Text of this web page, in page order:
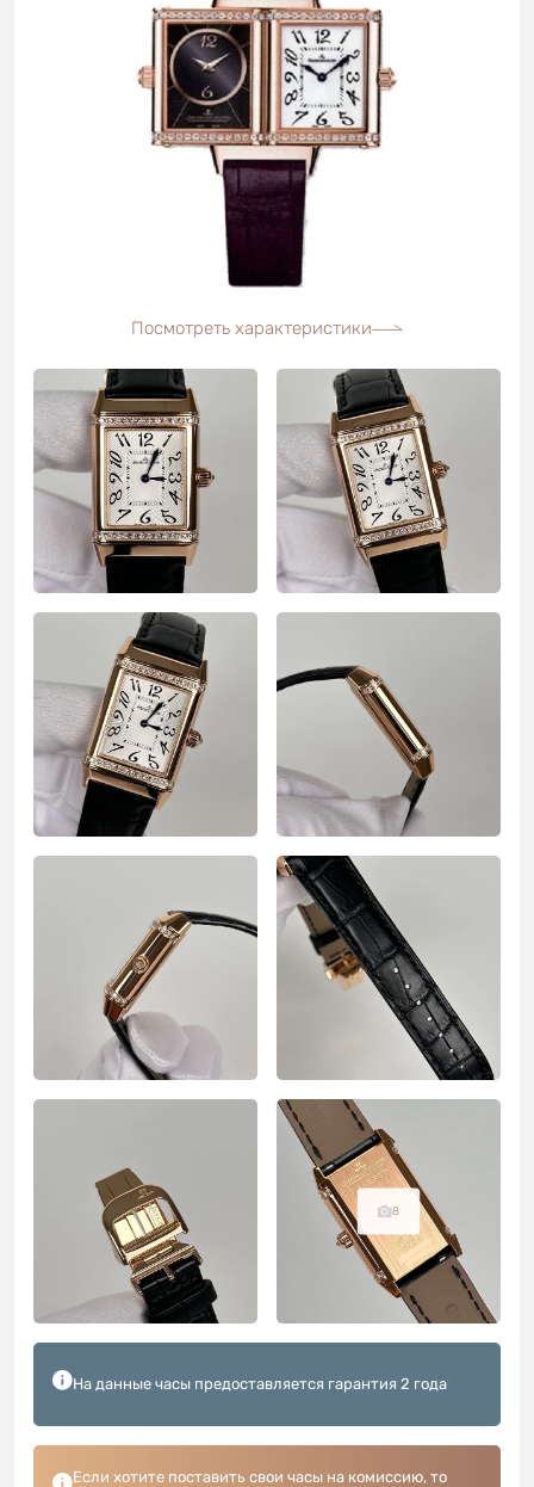
Посмотреть характеристики
8
На данные часы предоставляется гарантия 2 года
Если хотите поставить свои часы на комиссию, то